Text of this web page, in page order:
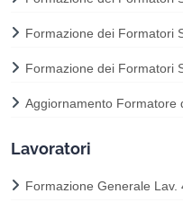
Formazione dei Formatori
Formazione dei Formatori
Aggiornamento Formatore
Lavoratori
Formazione Generale Lav.